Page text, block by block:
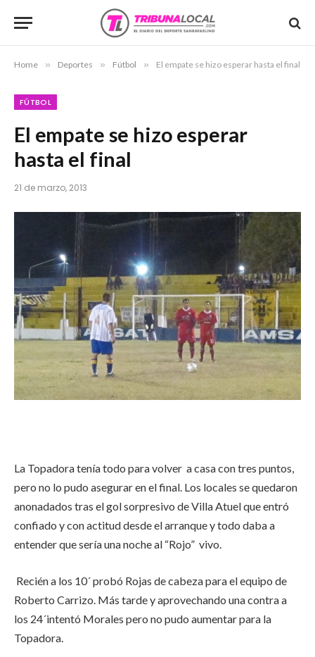
Home » Deportes » Fútbol » El empate se hizo esperar hasta el final
FÚTBOL
El empate se hizo esperar
hasta el final
21 de marzo, 2013
La Topadora tenía todo para volver a casa con tres puntos,
pero no lo pudo asegurar en el final. Los locales se quedaron
anonadados tras el gol sorpresivo de Villa Atuel que entró
confiado y con actitud desde el arranque y todo daba a
entender que sería una noche al “Rojo” vivo.
Recién a los 10´ probó Rojas de cabeza para el equipo de
Roberto Carrizo. Más tarde y aprovechando una contra a
los 24´intentó Morales pero no pudo aumentar para la
Topadora.